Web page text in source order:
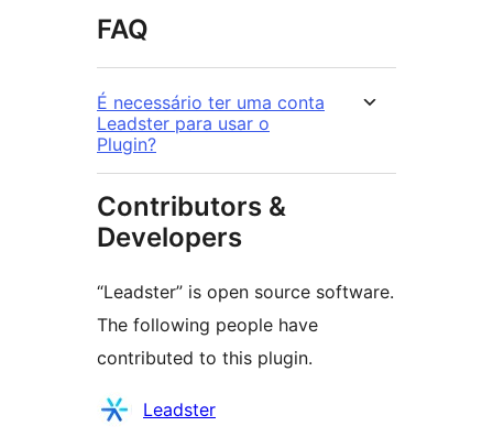
FAQ
É necessário ter uma conta
Leadster para usar o
Plugin?
Contributors &
Developers
“Leadster” is open source software.
The following people have
contributed to this plugin.
Contributors
Leadster